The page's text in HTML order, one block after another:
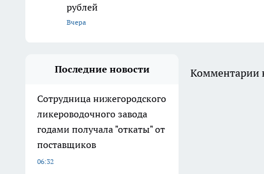
рублей
Вчера
Последние новости
Сотрудница нижегородского
ликероводочного завода
годами получала "откаты" от
поставщиков
06:32
Комментарии